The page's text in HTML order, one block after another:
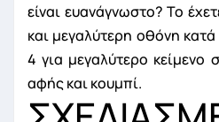
είναι ευανάγνωστο? Το
και μεγαλύτερη οθόνη
4 για μεγαλύτερο
αφής και κουμπί.